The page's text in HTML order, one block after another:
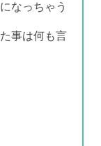
なっちゃう
事は何も言